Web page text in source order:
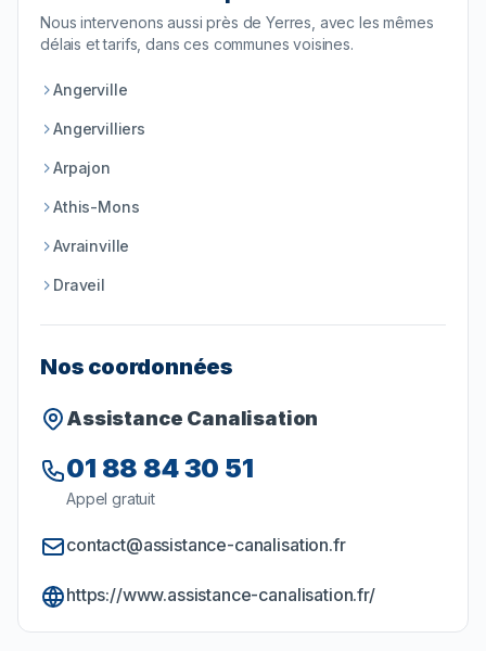
Nous intervenons aussi près deYerres , avec les mêmes
délais et tarifs, dans ces communes voisines.
Angerville
Angervilliers
Arpajon
Athis-Mons
Avrainville
Draveil
Nos coordonnées
Assistance Canalisation
01 88 84 30 51
Appel gratuit
contact@assistance-canalisation.fr
https://www.assistance-canalisation.fr/